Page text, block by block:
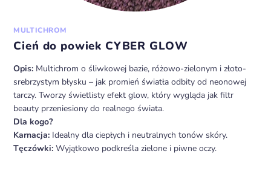
MULTICHROM
Cień do powiek CYBER GLOW
Opis: Multichrom o śliwkowej bazie, różowo-zielonym i złoto-
srebrzystym błysku – jak promień światła odbity od neonowej
tarczy. Tworzy świetlisty efekt glow, który wygląda jak filtr
beauty przeniesiony do realnego świata.
Dla kogo?
Karnacja: Idealny dla ciepłych i neutralnych tonów skóry.
Tęczówki: Wyjątkowo podkreśla zielone i piwne oczy.